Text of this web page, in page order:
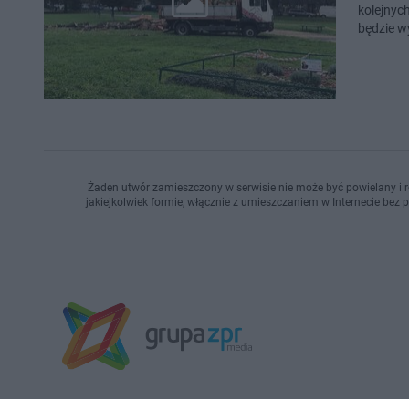
będzie
Żaden utwór zamieszczony w serwisie nie może być powielany
jakiejkolwiek formie, włącznie z umieszczaniem w Internecie